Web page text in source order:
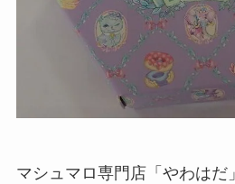
マシュマロ専門店「やわはだ